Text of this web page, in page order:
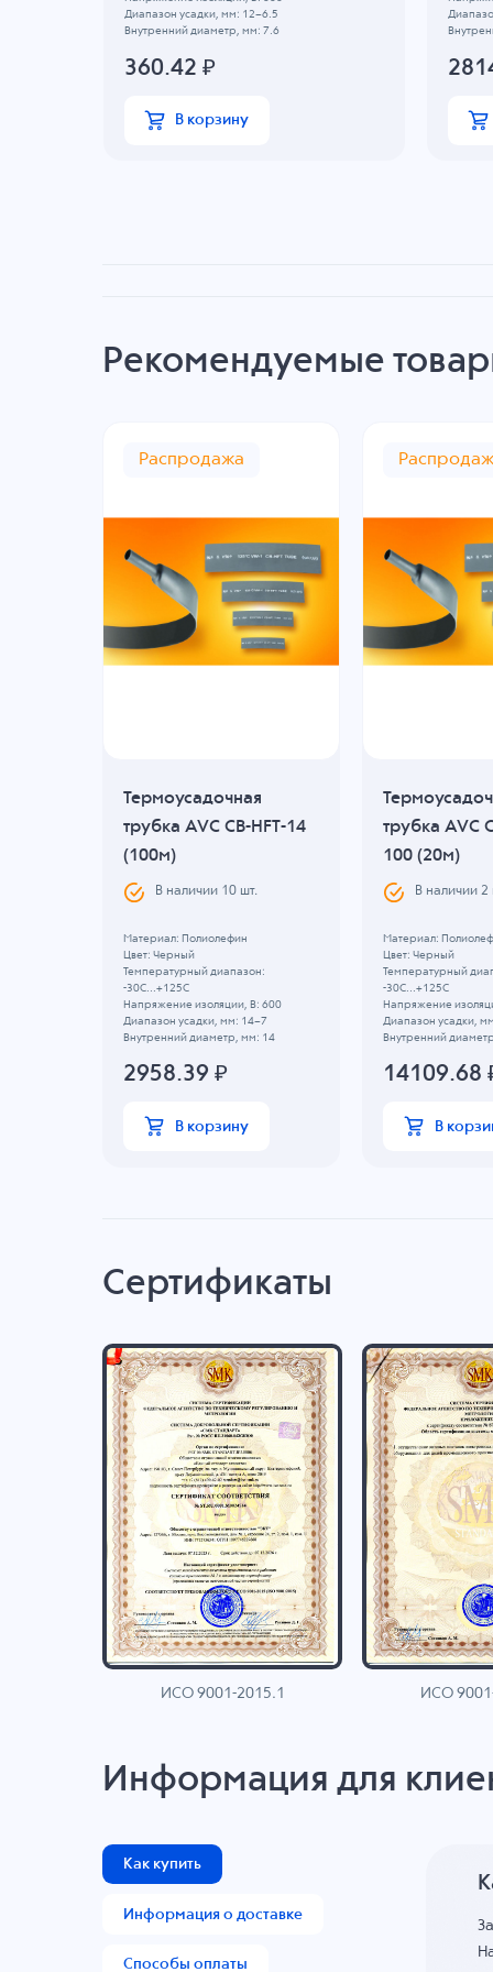
Диапазон усадки, мм: 12~6.5
Внутренний диаметр, мм: 7.6
360.42 ₽
В корзину
Рекомендуемые
Распродажа
Термоусадочная
трубка AVC CB-HFT-14
(100м)
В наличии 10 шт.
Материал: Полиолефин
Цвет: Черный
Температурный диапазон:
-30C...+125C
Напряжение изоляции, В: 600
Диапазон усадки, мм: 14~7
Внутренний диаметр, мм: 14
2958.39 ₽
В корзину
трубка AVC
100 (20м)
В наличии2
Материал:
Цвет: Черный
Температурный
-30C...+125C
Напряжение
Диапазон усадки,
Внутренний
14109.68
В
Сертификаты
ИСО 9001-2015.1 ИСО
Информация для
Как купить
Информация о доставке
Способы оплаты